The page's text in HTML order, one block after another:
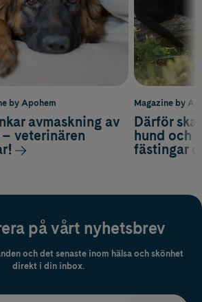
Magazine by
Därför
hund och
fästingar
by Apohem
avmaskning av
veterinären
på vårt nyhetsbrev
och det senaste inom hälsa och skönhet
direkt i din inbox.